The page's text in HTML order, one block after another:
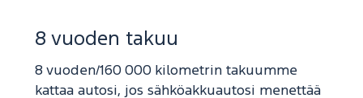
8 vuoden takuu
8 vuoden/160 000 kilometrin takuumme
kattaa autosi, jos sähköakkuautosi menettää